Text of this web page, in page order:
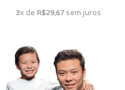
3x de R$29,67sem juros